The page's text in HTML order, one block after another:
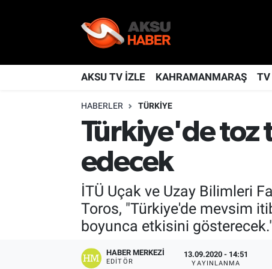
AKSU TV İZLE KAHRAMANMARAŞ TV
HABERLER TÜRKİYE
Türkiye'de toz
edecek
İTÜ Uçak ve Uzay Bilimleri
Toros, "Türkiye'de mevsim
boyunca etkisini
HABER MERKEZI
EDITÖR
13.09.2020 - 14:51
YAYINLANMA
KAHRAMANMARAŞ
Nöbetçi Eczaneler
Hava Durumu
Kahramanmaraş Namaz Vakitleri
Trafik Durumu
TFF 2.Lig Kırmızı Grup Puan Durumu ve Fikstür
Tüm Manşetler
Son Dakika Haberleri
Haber Arşivi